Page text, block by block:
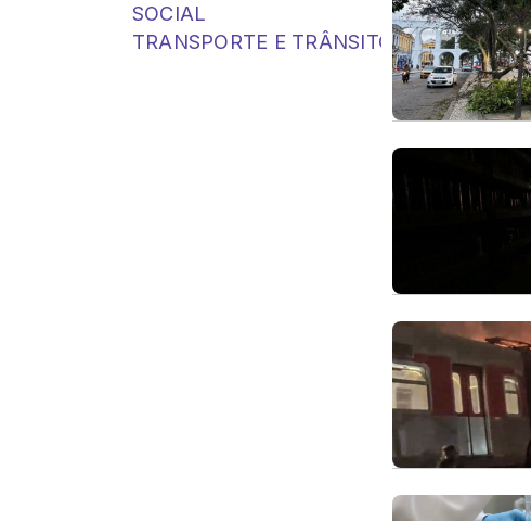
SOCIAL
TRANSPORTE E TRÂNSITO